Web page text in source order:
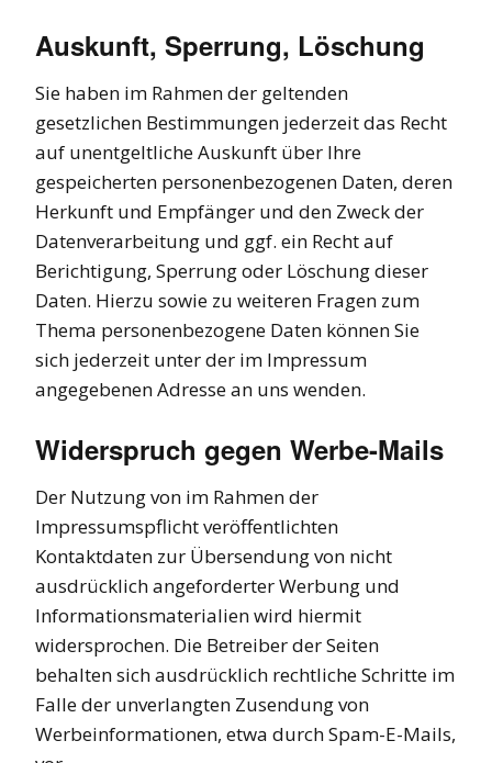
Auskunft, Sperrung, Löschung
Sie haben im Rahmen der geltenden
gesetzlichen Bestimmungen jederzeit das Recht
auf unentgeltliche Auskunft über Ihre
gespeicherten personenbezogenen Daten, deren
Herkunft und Empfänger und den Zweck der
Datenverarbeitung und ggf. ein Recht auf
Berichtigung, Sperrung oder Löschung dieser
Daten. Hierzu sowie zu weiteren Fragen zum
Thema personenbezogene Daten können Sie
sich jederzeit unter der im Impressum
angegebenen Adresse an uns wenden.
Widerspruch gegen Werbe-Mails
Der Nutzung von im Rahmen der
Impressumspflicht veröffentlichten
Kontaktdaten zur Übersendung von nicht
ausdrücklich angeforderter Werbung und
Informationsmaterialien wird hiermit
widersprochen. Die Betreiber der Seiten
behalten sich ausdrücklich rechtliche Schritte im
Falle der unverlangten Zusendung von
Werbeinformationen, etwa durch Spam-E-Mails,